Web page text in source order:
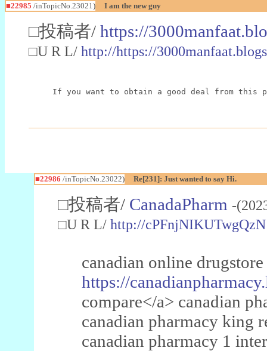
■22985 /inTopicNo.23021) I am the new guy
□投稿者/ https://
□U R L/ http://https://
If you want to obtain a good deal from this
■22986 /inTopicNo.23022) Re[231]: Just wanted to say Hi.
□投稿者/ CanadaPharm -
□U R L/ http://cPFnjNIKUTwgQzN
canadian online
https://
compare</a> canadian
canadian pharmacy king
canadian pharmacy 1